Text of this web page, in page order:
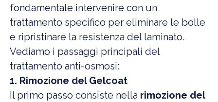
fondamentale intervenire con un
trattamento specifico per eliminare le bolle
e ripristinare la resistenza del laminato.
Vediamo i passaggi principali del
trattamento anti-osmosi:
1. Rimozione del Gelcoat
Il primo passo consiste nella rimozione del